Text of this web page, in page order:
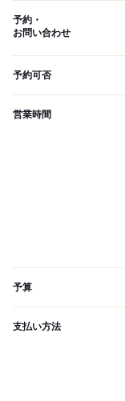
予約・
お問い合わせ
予約可否
営業時間
予算
支払い方法